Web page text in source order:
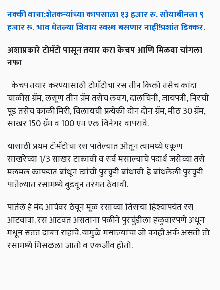
नक्कीवाचा:शेतकऱ्यांच्याकापसाला१३हजाररु.सोयाबीनला९
हजाररु.भावघेतल्याशिवायस्वस्थबसणारनाही!प्रशांतडिक्कर.
अशाप्रकारेटोमॅटोपासूनतयारकराकेचपआणिमिळवाचांगला
नफा
केचप तयार करण्यासाठी टोमॅटोचा रस तीन किलो तसेच कांदा
चाळीस ग्रॅम, लसूण तीन ग्रॅम तसेच लवंग, दालचिनी, जायपत्री, मिरची
पूड तसेच काळी मिरी, विलायची प्रत्येकी दोन दोन ग्रॅम, मीठ 30 ग्रॅम,
साखर 150 ग्रॅम व 100 एम एल विनेगर वापरावे.
यासाठी प्रथम टोमॅटोचा रस पातेल्यात ओतून त्यामध्ये एकूण
साखरेच्या 1/3 साखर टाकावी व सर्व मसाल्याचे पदार्थ जसेच्या तसे
मलमल कापडात बांधून त्यांची पुरचुंडी बांधावी. हे बांधलेली पुरचुंडी
पातेल्यात रसामध्ये बुडवून तरंगत ठेवावी.
पातेले हे मंद आचेवर ठेवून मूळ रसाच्या तिसऱ्या हिश्यापर्यंत रस
आटवावा. रस आटवत असताना पळीने पुरचुंडीला हळुवारपणे अधून
मधून सतत दाबत राहावे. यामुळे मसाल्यांचा जो काही अर्क असतो तो
रसामध्ये मिसळला जातो व एकजीव होतो.